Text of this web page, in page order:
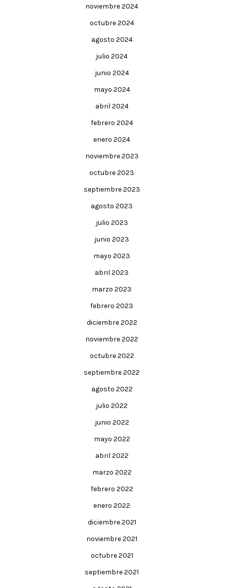
noviembre 2024
octubre 2024
agosto 2024
julio 2024
junio 2024
mayo 2024
abril 2024
febrero 2024
enero 2024
noviembre 2023
octubre 2023
septiembre 2023
agosto 2023
julio 2023
junio 2023
mayo 2023
abril 2023
marzo 2023
febrero 2023
diciembre 2022
noviembre 2022
octubre 2022
septiembre 2022
agosto 2022
julio 2022
junio 2022
mayo 2022
abril 2022
marzo 2022
febrero 2022
enero 2022
diciembre 2021
noviembre 2021
octubre 2021
septiembre 2021